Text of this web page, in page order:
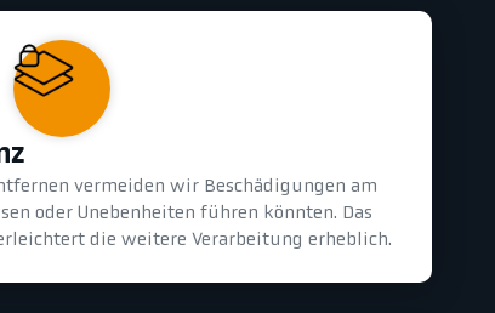
vermeiden wir Beschädigungen am
oder Unebenheiten führen könnten. Das
die weitere Verarbeitung erheblich.